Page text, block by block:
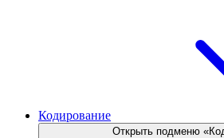
Кодирование
Открыть подменю